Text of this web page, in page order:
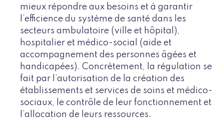
mieux répondre aux besoins et à garantir
l’efficience du système de santé dans les
secteurs ambulatoire (ville et hôpital),
hospitalier et médico-social (aide et
accompagnement des personnes âgées et
handicapées). Concrètement, la régulation se
fait par l’autorisation de la création des
établissements et services de soins et médico-
sociaux, le contrôle de leur fonctionnement et
l’allocation de leurs ressources.